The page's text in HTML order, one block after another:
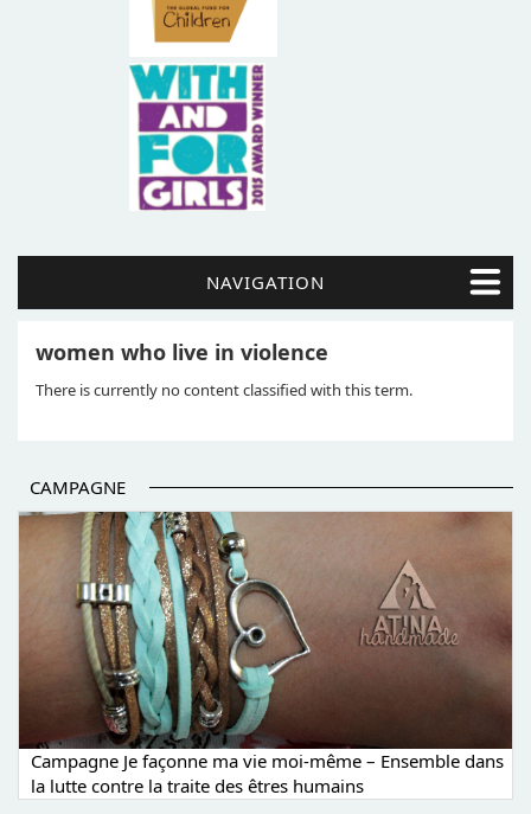
NAVIGATION
women who live in violence
There is currently no content classified with this term.
CAMPAGNE
Campagne Je façonne ma vie moi-même – Ensemble dans
la lutte contre la traite des êtres humains